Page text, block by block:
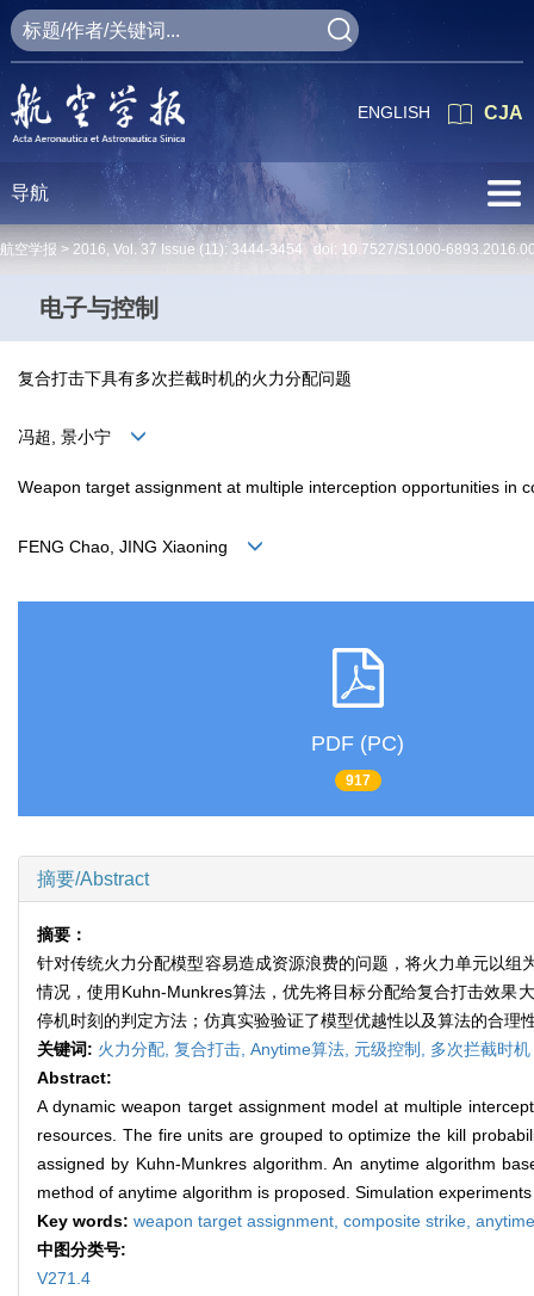
CJA
ENGLISH
导航
航空学报 > 2016, Vol. 37 Issue (11): 3444-3454 doi: 10.7527/S1000-
电子与控制
复合打击下具有多次拦截时机的火力分配问题
冯超, 景小宁
Weapon target assignment at multiple interception opportunities in
FENG Chao, JING Xiaoning
PDF (PC)
917
摘要/Abstract
摘要：
针对传统火力分配模型容易造成资源浪费的问题，将火力单元以
情况，使用Kuhn-Munkres算法，优先将目标分配给复合打击效果
停机时刻的判定方法；仿真实验验证了模型优越性以及算法的合
关键词: 火力分配, 复合打击, Anytime算法, 元级控制, 多次拦截时机
Abstract:
A dynamic weapon target assignment model at multiple
resources. The fire units are grouped to optimize the kill
assigned by Kuhn-Munkres algorithm. An anytime algorithm
method of anytime algorithm is proposed. Simulation
Key words: weapon target assignment, composite strike,
中图分类号:
V271.4